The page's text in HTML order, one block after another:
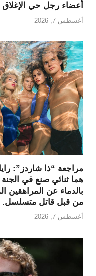
أعضاء رجل حي الإغلاق
أغسطس 7, 2026
مراجعة “ذا شاردز”:
هما ثنائي صنع في
بالدماء عن المراهقين
من قبل قاتل متسلسل.
أغسطس 7, 2026